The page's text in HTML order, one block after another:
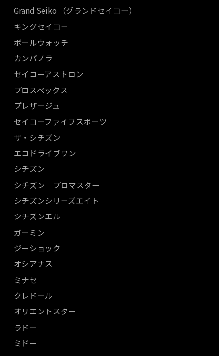
Grand Seiko （グランドセイコー）
キングセイコー
ボールウォッチ
カンパノラ
セイコーアストロン
プロスペックス
プレザージュ
セイコーファイブスポーツ
ザ・シチズン
エコドライブワン
シチズン
シチズン プロマスター
シチズンシリーズエイト
シチズンエル
ガーミン
ジーショック
オシアナス
ミナセ
クレドール
オリエントスター
ラドー
ミドー